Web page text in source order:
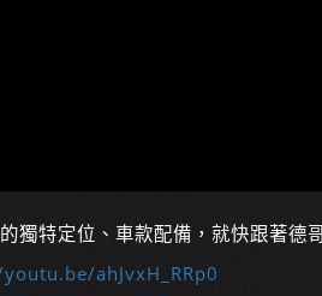
特定位、車款配備，就快跟著德
ahJvxH_RRp0